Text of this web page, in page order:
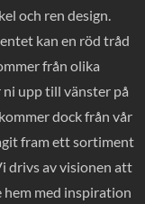
och ren design.
kan en röd tråd
från olika
upp till vänster på
dock från vår
fram ett sortiment
drivs av visionen att
hem med inspiration